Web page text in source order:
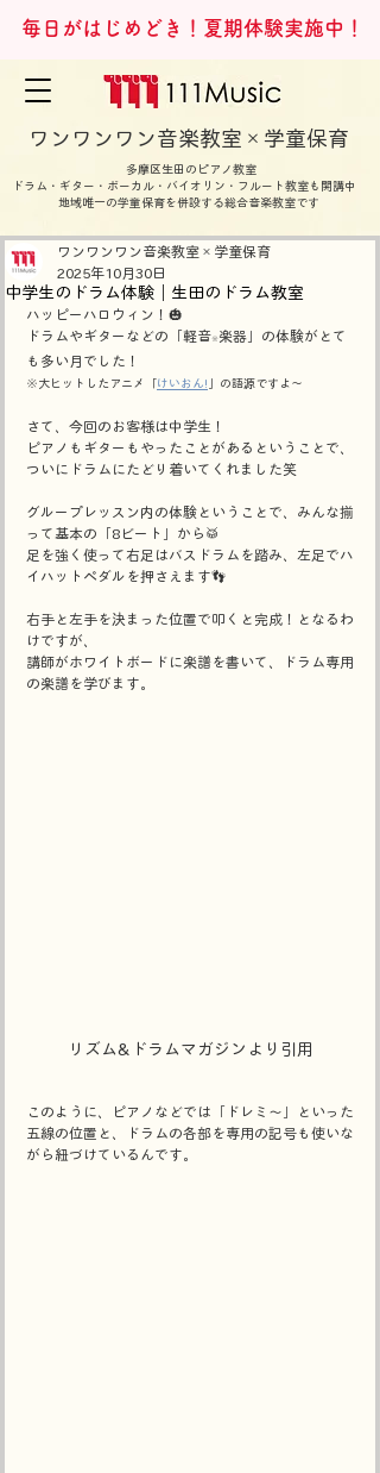
ワンワンワン音楽教室×学童保育
多摩区生田のピアノ教室
ドラム・ギター・ボーカル・バイオリン・フルート教室も開講中
地域唯一の学童保育を併設する総合音楽教室です
毎日がはじめどき！夏期体験実施中！
中学生のドラム体験｜生田のドラム教室
ワンワンワン音楽教室×学童保育
2025年10月30日
ハッピーハロウィン！🎃
ドラムやギターなどの「軽音※楽器」の体験がとて
も多い月でした！
※大ヒットしたアニメ「けいおん! 」の語源ですよ～
さて、今回のお客様は中学生！
ピアノもギターもやったことがあるということで、
ついにドラムにたどり着いてくれました笑
グループレッスン内の体験ということで、みんな揃
って基本の「8ビート」から🥁
足を強く使って右足はバスドラムを踏み、左足でハ
イハットペダルを押さえます👣
右手と左手を決まった位置で叩くと完成！となるわ
けですが、
講師がホワイトボードに楽譜を書いて、ドラム専用
の楽譜を学びます。
リズム&ドラムマガジンより引用
このように、ピアノなどでは「ドレミ～」といった
五線の位置と、ドラムの各部を専用の記号も使いな
がら紐づけているんです。